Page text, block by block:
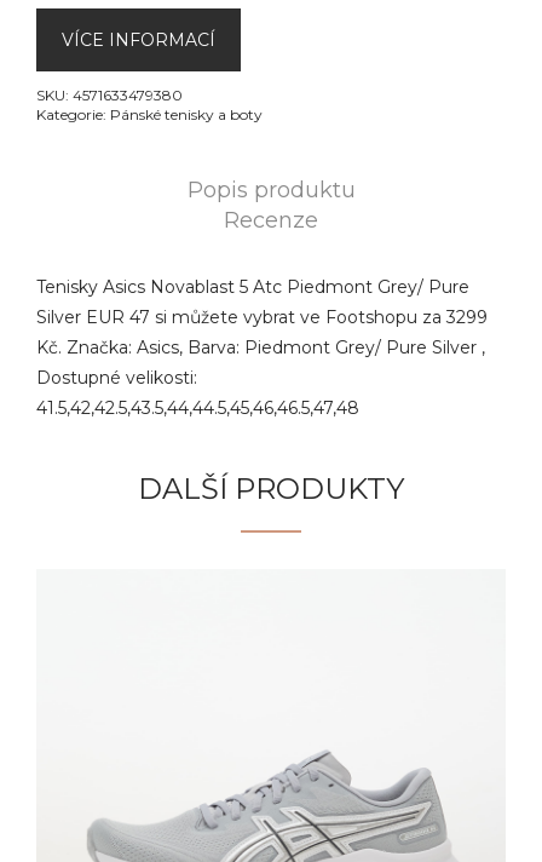
VÍCE INFORMACÍ
SKU: 4571633479380
Kategorie: Pánské tenisky a boty
Popis produktu
Recenze
Tenisky Asics Novablast 5 Atc Piedmont Grey/ Pure
Silver EUR 47 si můžete vybrat ve Footshopu za 3299
Kč. Značka: Asics, Barva: Piedmont Grey/ Pure Silver ,
Dostupné velikosti:
41.5,42,42.5,43.5,44,44.5,45,46,46.5,47,48
DALŠÍ PRODUKTY